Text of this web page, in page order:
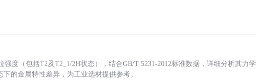
度（包括T2及T2_1/2H状态），结合GB/T 5231-2012标准数据，详细分析其力学
的金属特性差异，为工业选材提供参考。